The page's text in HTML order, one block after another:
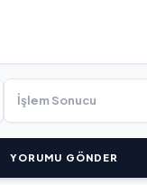
YORUMU GÖNDER